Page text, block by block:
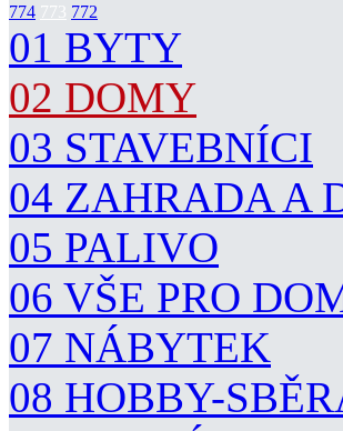
774 773 772
01 BYTY
02 DOMY
03 STAVEBNÍCI
04 ZAHRADA A
05 PALIVO
06 VŠE PRO
07 NÁBYTEK
08 HOBBY-